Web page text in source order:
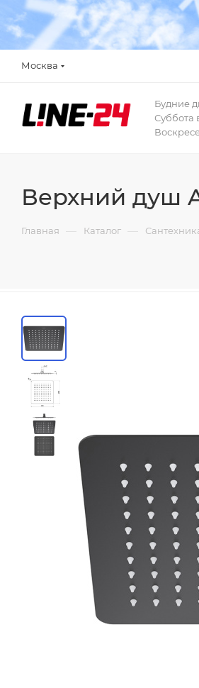
Москва
Будние
Суббота
Верхний душ
Главная — Каталог —